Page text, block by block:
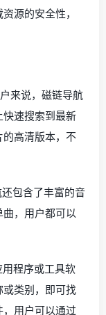
源的安全性，
来说，磁链导航
速搜索到最新
的高清版本，不
包含了丰富的音
，用户都可以
程序或工具软
类别，即可找
用户可以通过